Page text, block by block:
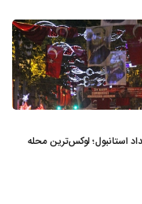
استانبول؛ لوکس‌ترین محله